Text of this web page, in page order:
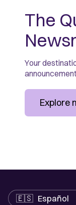
The
Your
Explore
Idioma